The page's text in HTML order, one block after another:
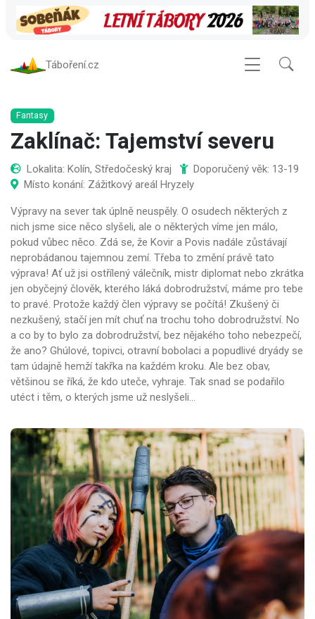
Táboření.cz
Fantasy
Zaklínač: Tajemství severu
Lokalita: Kolín, Středočeský kraj
Doporučený věk: 13-19
Místo konání: Zážitkový areál Hryzely
Výpravy na sever tak úplně neuspěly. O osudech některých z
nich jsme sice něco slyšeli, ale o některých víme jen málo,
pokud vůbec něco. Zdá se, že Kovir a Povis nadále zůstávají
neprobádanou tajemnou zemí. Třeba to změní právě tato
výprava! Ať už jsi ostřílený válečník, mistr diplomat nebo zkrátka
jen obyčejný člověk, kterého láká dobrodružství, máme pro tebe
to pravé. Protože každý člen výpravy se počítá! Zkušený či
nezkušený, stačí jen mít chuť na trochu toho dobrodružství. No
a co by to bylo za dobrodružství, bez nějakého toho nebezpečí,
že ano? Ghúlové, topivci, otravní bobolaci a popudlivé dryády se
tam údajně hemží takřka na každém kroku. Ale bez obav,
většinou se říká, že kdo uteče, vyhraje. Tak snad se podařilo
utéct i těm, o kterých jsme už neslyšeli…